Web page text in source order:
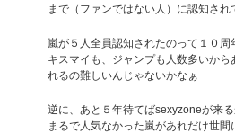
まで（ファンではない人）に認知され
嵐が５人全員認知されたのって１０周
キスマイも、ジャンプも人数多いか
れるの難しいんじゃないかなぁ
逆に、あと５年待てばsexyzoneが来る
まるで人気なかった嵐があれだけ世